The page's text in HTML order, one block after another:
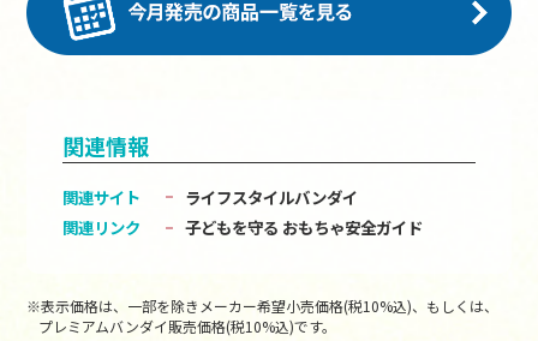
関連情報
関連サイト
ライフスタイルバンダイ
関連リンク
子どもを守る おもちゃ安全ガイド
※表示価格は、一部を除きメーカー希望小売価格(税10%込)、もしくは、
プレミアムバンダイ販売価格(税10%込)です。